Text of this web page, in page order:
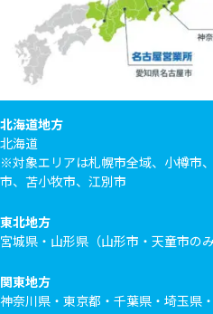
北海道地方
北海道
※対象エリアは札幌市全域、小樽市
市、苫小牧市、江別市
東北地方
宮城県・山形県（山形市・天童市のみ
関東地方
神奈川県・東京都・千葉県・埼玉県